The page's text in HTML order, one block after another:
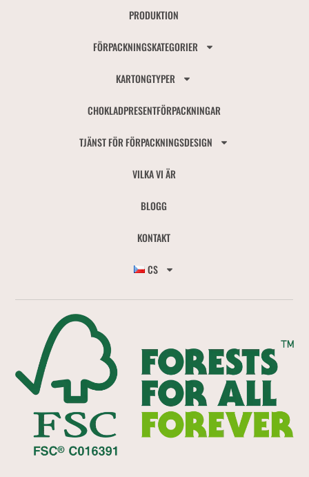
PRODUKTION
FÖRPACKNINGSKATEGORIER
KARTONGTYPER
CHOKLADPRESENTFÖRPACKNINGAR
TJÄNST FÖR FÖRPACKNINGSDESIGN
VILKA VI ÄR
BLOGG
KONTAKT
CS